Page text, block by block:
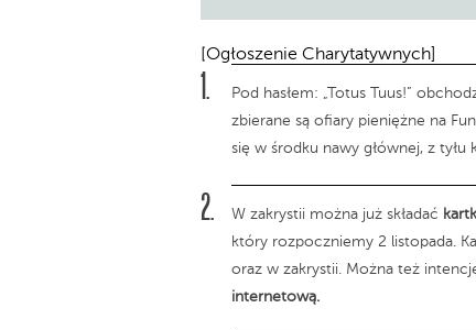
[Ogłoszenie Charytatywnych]
Pod hasłem: „Totus Tuus!”
zbierane są ofiary pieniężne na
się w środku nawy głównej, z tyłu
W zakrystii można już składać
który rozpoczniemy 2 listopada.
oraz w zakrystii. Można też
internetową.